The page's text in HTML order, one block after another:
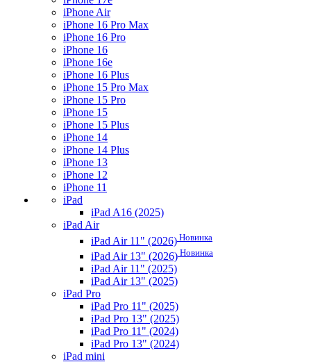
iPhone Air
iPhone 16 Pro Max
iPhone 16 Pro
iPhone 16
iPhone 16e
iPhone 16 Plus
iPhone 15 Pro Max
iPhone 15 Pro
iPhone 15
iPhone 15 Plus
iPhone 14
iPhone 14 Plus
iPhone 13
iPhone 12
iPhone 11
iPad
iPad A16 (2025)
iPad Air
iPad Air 11" (2026) Новинка
iPad Air 13" (2026) Новинка
iPad Air 11" (2025)
iPad Air 13" (2025)
iPad Pro
iPad Pro 11" (2025)
iPad Pro 13" (2025)
iPad Pro 11" (2024)
iPad Pro 13" (2024)
iPad mini